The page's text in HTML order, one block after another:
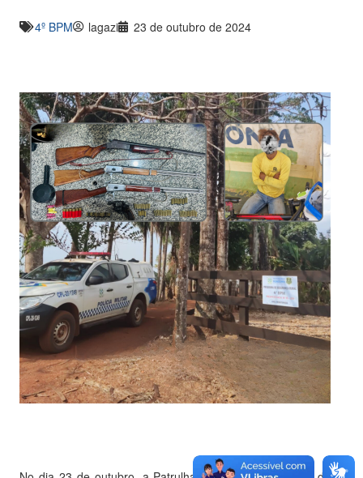
4º BPM lagazi 23 de outubro de 2024